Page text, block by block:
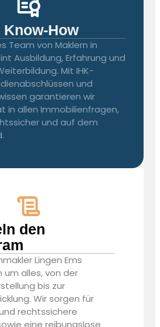
How
Team von Maklern in
Ausbildung, Erfahrung und
Mit IHK-
und
garantieren wir
in allen Immobilienfragen,
und auf dem
den
Lingen Ems
um alles, von der
bis zur
Wir sorgen für
rechtssichere
eine reibungslose